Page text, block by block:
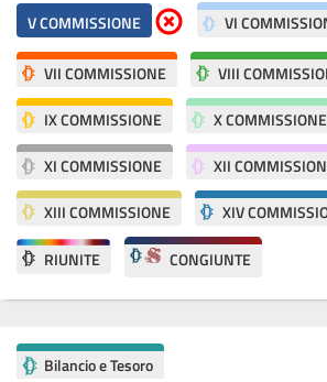
V COMMISSIONE
Elimina parametri di
VI
VII COMMISSIONE
VIII
IX COMMISSIONE
X COMMISSIONE
XI COMMISSIONE
XII
XIII COMMISSIONE
XIV
RIUNITE CONGIUNTE
Bilancio e Tesoro